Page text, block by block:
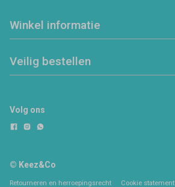
Winkel informatie
Veilig bestellen
Volg ons
© Keez&Co
Retourneren en herroepingsrecht Cookie statement